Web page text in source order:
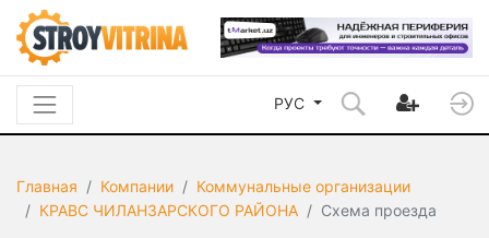
РУС
Главная Компании
Коммунальные организации
КРАВС ЧИЛАНЗАРСКОГО РАЙОНА
Схема проезда